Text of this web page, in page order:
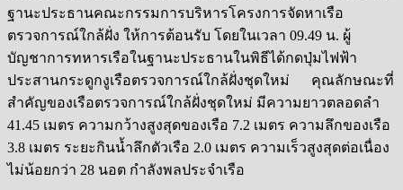
ฐานะประธานคณะกรรมการบริหารโครงการจัดหาเรือ
ตรวจการณ์ใกล้ฝั่ง ให้การต้อนรับ โดยในเวลา 09.49 น. ผู้
บัญชาการทหารเรือในฐานะประธานในพิธีได้กดปุ่มไฟฟ้า
ประสานกระดูกงูเรือตรวจการณ์ใกล้ฝั่งชุดใหม่ คุณลักษณะที่
สำคัญของเรือตรวจการณ์ใกล้ฝั่งชุดใหม่ มีความยาวตลอดลำ
41.45 เมตร ความกว้างสูงสุดของเรือ 7.2 เมตร ความลึกของเรือ
3.8 เมตร ระยะกินน้ำลึกตัวเรือ 2.0 เมตร ความเร็วสูงสุดต่อเนื่อง
ไม่น้อยกว่า 28 นอต กำลังพลประจำเรือ